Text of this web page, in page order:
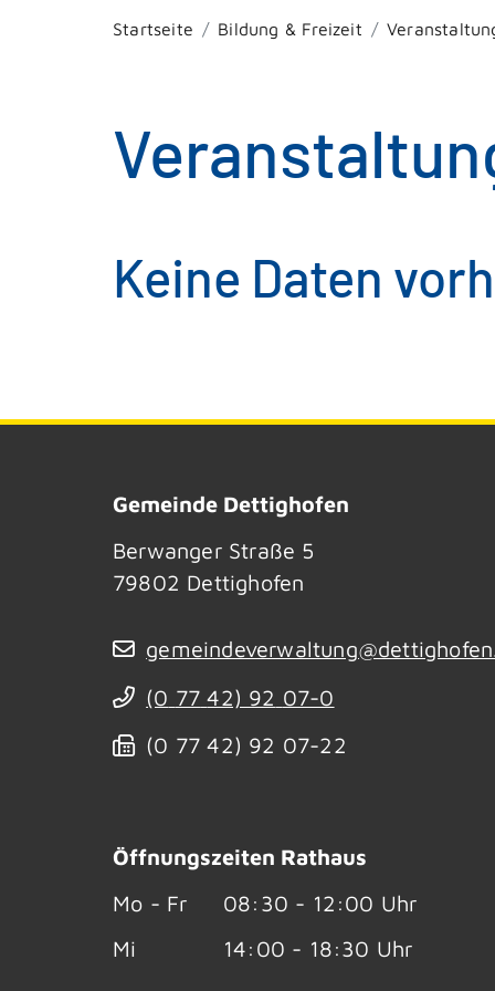
Startseite Bildung & Freizeit
Keine Daten
Gemeinde Dettighofen
Berwanger Straße 5
79802 Dettighofen
(0 77 42) 92 07-0
(0 77 42) 92 07-22
Öffnungszeiten Rathaus
Mo - Fr
08:30 - 12:00 Uhr
Mi
14:00 - 18:30 Uhr